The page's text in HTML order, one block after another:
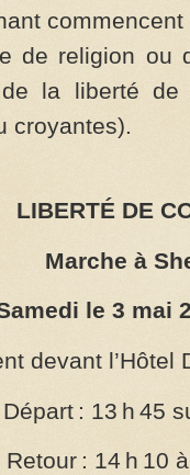
de religion ou
la liberté
croyantes).
LIBERTÉ DE
Marche à
le 3 mai
devant l’Hôtel
Départ : 13 h 45
Retour : 14 h 10